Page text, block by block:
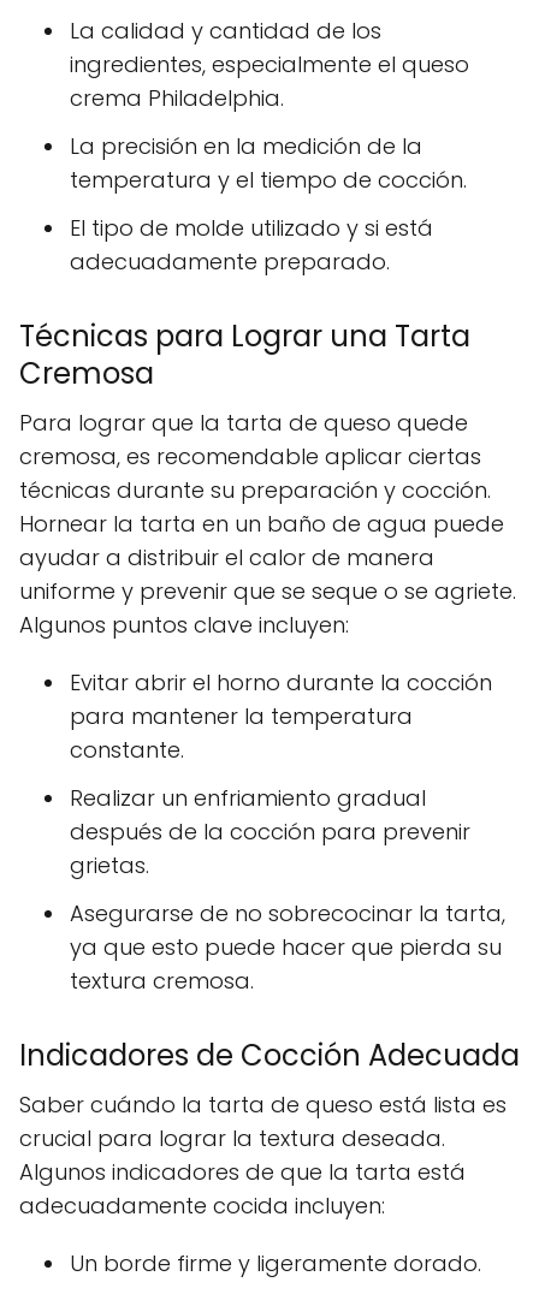
La calidad y cantidad de los
ingredientes, especialmente el queso
crema Philadelphia.
La precisión en la medición de la
temperatura y el tiempo de cocción.
El tipo de molde utilizado y si está
adecuadamente preparado.
Técnicas para Lograr una Tarta
Cremosa
Para lograr que la tarta de queso quede
cremosa, es recomendable aplicar ciertas
técnicas durante su preparación y cocción.
Hornear la tarta en un baño de agua puede
ayudar a distribuir el calor de manera
uniforme y prevenir que se seque o se agriete.
Algunos puntos clave incluyen:
Evitar abrir el horno durante la cocción
para mantener la temperatura
constante.
Realizar un enfriamiento gradual
después de la cocción para prevenir
grietas.
Asegurarse de no sobrecocinar la tarta,
ya que esto puede hacer que pierda su
textura cremosa.
Indicadores de Cocción Adecuada
Saber cuándo la tarta de queso está lista es
crucial para lograr la textura deseada.
Algunos indicadores de que la tarta está
adecuadamente cocida incluyen:
Un borde firme y ligeramente dorado.